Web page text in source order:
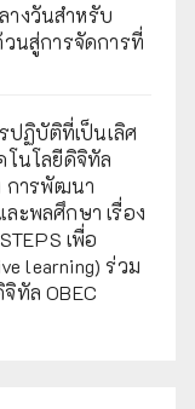
างวันสำหรับ
นสู่การจัดการที่
ปฏิบัติที่เป็นเลิศ
โนโลยีดิจิทัล
การพัฒนา
ะพลศึกษา เรื่อง
เพื่อ
learning) ร่วม
ทัล OBEC